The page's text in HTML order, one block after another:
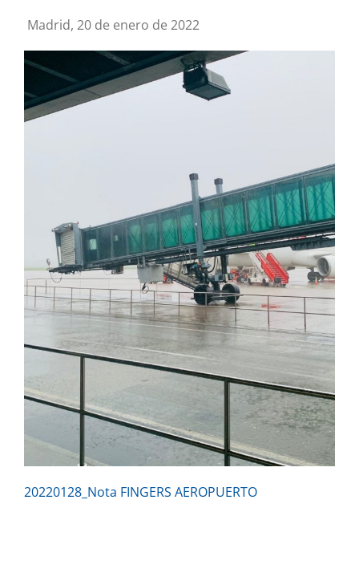
Madrid, 20 de enero de 2022
20220128_Nota FINGERS AEROPUERTO